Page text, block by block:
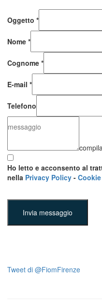
Oggetto *
Nome *
Cognome *
E-mail *
Telefono
Ho letto e acconsento al
nella Privacy Policy -
Invia messaggio
Tweet di @FiomFirenze